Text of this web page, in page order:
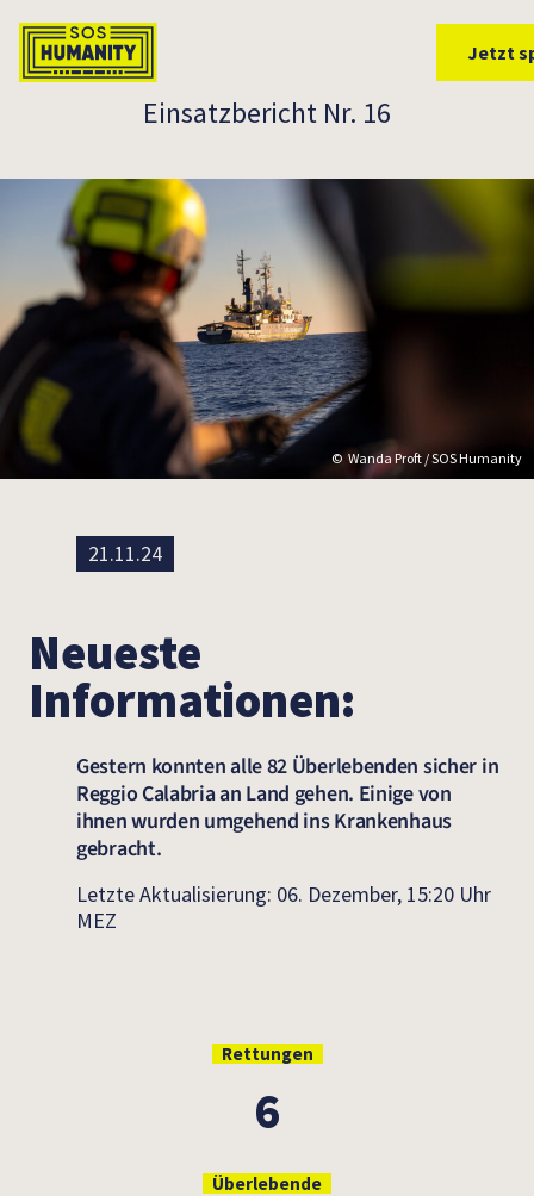
Jetzt
Einsatzbericht Nr. 16
Wanda Proft / SOS Humanity
21.11.24
Neueste
Informationen:
Gestern konnten alle 82 Überlebenden sicher in
Reggio Calabria an Land gehen. Einige von
ihnen wurden umgehend ins Krankenhaus
gebracht.
Letzte Aktualisierung: 06. Dezember, 15:20 Uhr
MEZ
Rettungen
6
Überlebende